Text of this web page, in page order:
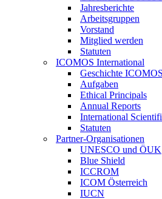
Jahresberichte
Arbeitsgruppen
Vorstand
Mitglied werden
Statuten
ICOMOS International
Geschichte
Aufgaben
Ethical Principals
Annual Reports
International
Statuten
Partner-Organisationen
UNESCO und ÖUK
Blue Shield
ICCROM
ICOM Österreich
IUCN